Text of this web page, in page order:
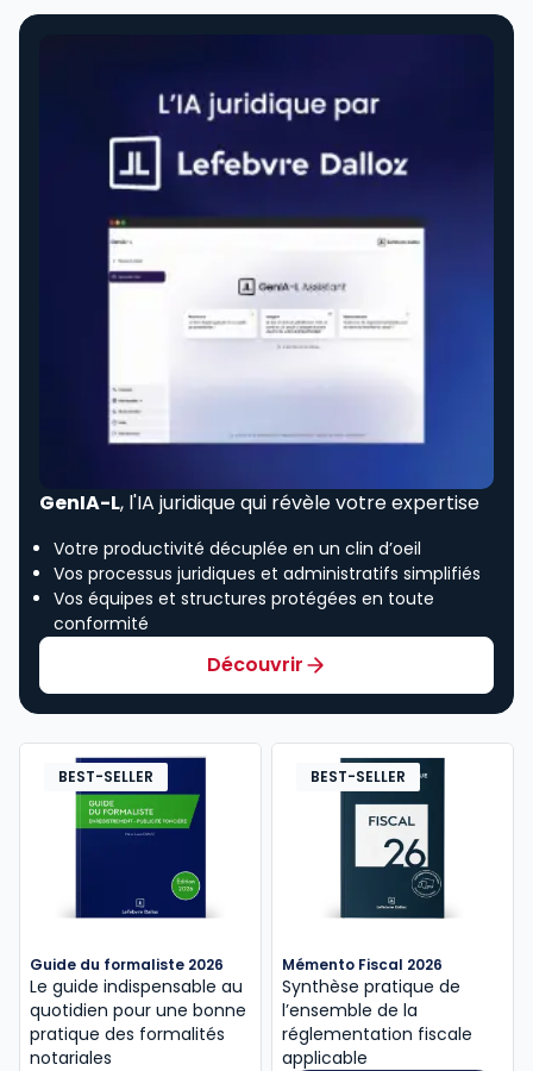
GenIA-L, l'IA juridique qui révèle votre expertise
Votre productivité décuplée en un clin d’oeil
Vos processus juridiques et administratifs simplifiés
Vos équipes et structures protégées en toute
conformité
Découvrir
BEST-SELLER
Guide du formaliste 2026
Le guide indispensable au
quotidien pour une bonne
pratique des formalités
notariales
BEST-SELLER
Mémento Fiscal 2026
Synthèse pratique de
l’ensemble de la
réglementation fiscale
applicable